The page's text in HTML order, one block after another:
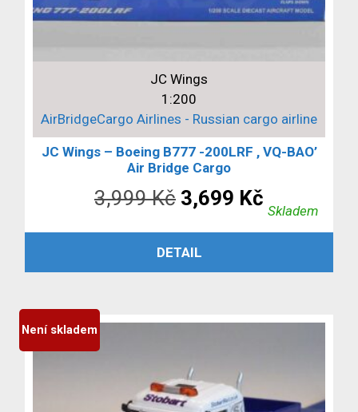
JC Wings
1:200
AirBridgeCargo Airlines - Russian cargo airline
JC Wings – Boeing B777 -200LRF , VQ-BAO’
Air Bridge Cargo
3,999Kč Původní
cena
byla:
3,699 Kč
cena
Skladem
PŘIDAT DO KOŠÍKU
DETAIL
Není skladem